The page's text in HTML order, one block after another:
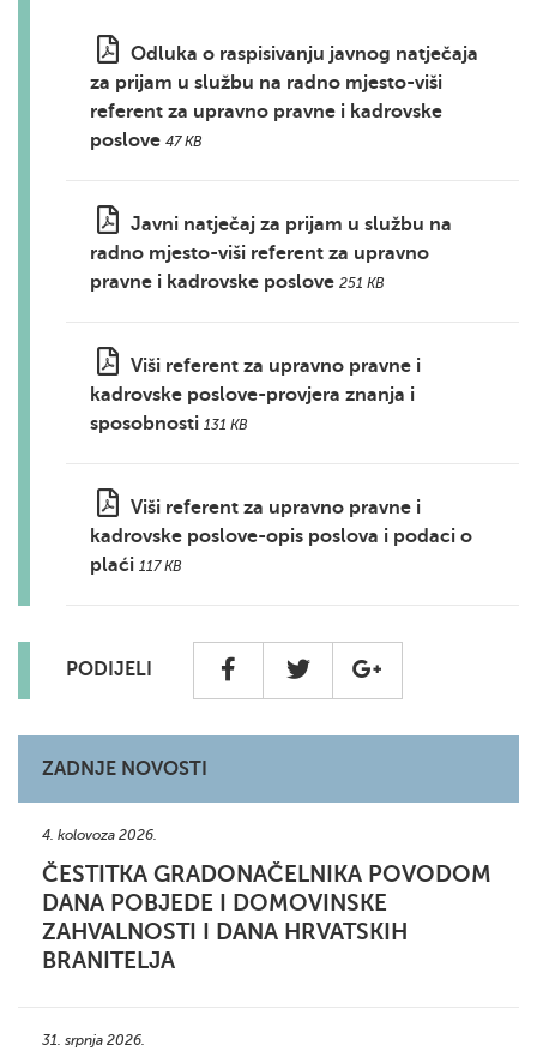
Odluka o raspisivanju javnog natječaja
za prijam u službu na radno mjesto-viši
referent za upravno pravne i kadrovske
poslove 47 KB
Javni natječaj za prijam u službu na
radno mjesto-viši referent za upravno
pravne i kadrovske poslove 251 KB
Viši referent za upravno pravne i
kadrovske poslove-provjera znanja i
sposobnosti 131 KB
Viši referent za upravno pravne i
kadrovske poslove-opis poslova i podaci o
plaći 117 KB
PODIJELI
ZADNJE NOVOSTI
4. kolovoza 2026.
ČESTITKA GRADONAČELNIKA POVODOM
DANA POBJEDE I DOMOVINSKE
ZAHVALNOSTI I DANA HRVATSKIH
BRANITELJA
31. srpnja 2026.